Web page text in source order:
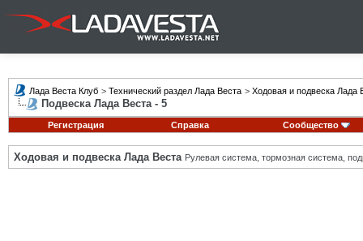
Лада Веста Клуб > Технический раздел Лада Веста > Ходовая и подвеска Лада
Подвеска Лада Веста - 5
Регистрация Справка Сообщество
Ходовая и подвеска Лада Веста Рулевая система, тормозная система,